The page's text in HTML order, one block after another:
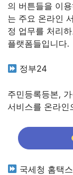
의 버튼들을 이
는 주요 온라인
정 업무를 처리
플랫폼들입니다.
정부24
주민등록등본,
서비스를 온라인
국세청 홈택스